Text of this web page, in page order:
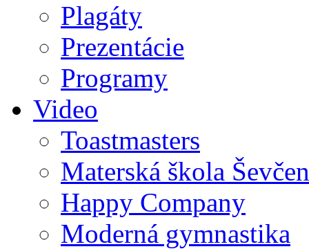
Plagáty
Prezentácie
Programy
Video
Toastmasters
Materská škola
Happy Company
Moderná gymnastika